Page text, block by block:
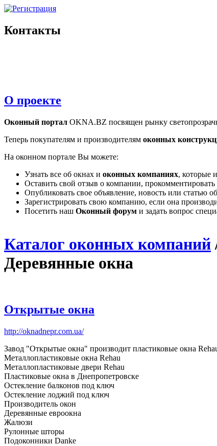
Контакты
О проекте
Оконный портал OKNA.BZ посвящен рынку
Теперь покупателям и производителям оконных
На оконном портале Вы можете:
Узнать все об окнах и оконных компаниях, которые
Оставить свой отзыв о компании,
Опубликовать свое объявление, новость или статью об
Зарегистрировать свою компанию, если она
Посетить наш Оконный форум и задать вопрос
Каталог оконных компаний
Деревянные окна
Открытые окна
http://oknadnepr.com.ua/
Завод "Открытые окна" производит пластиковые окна
Металлопластиковые окна Rehau
Металлопластиковые двери Rehau
Пластиковые окна в Днепропетровске
Остекление балконов под ключ
Остекление лоджий под ключ
Производитель окон
Деревянные евроокна
Жалюзи
Рулонные шторы
Подоконники Danke